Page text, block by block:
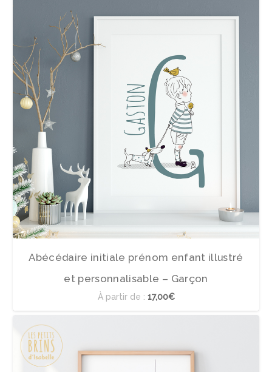
Abécédaire initiale prénom enfant illustré
et personnalisable – Garçon
À partir de : 17,00€